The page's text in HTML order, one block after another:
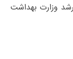
ارشد وزارت بهداشت